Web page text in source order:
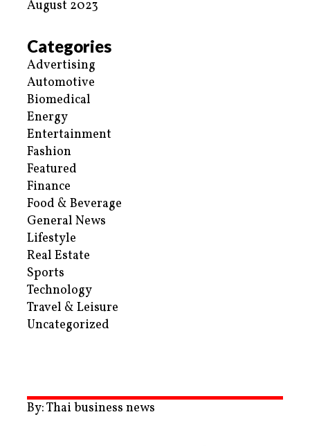
August 2023
Categories
Advertising
Automotive
Biomedical
Energy
Entertainment
Fashion
Featured
Finance
Food & Beverage
General News
Lifestyle
Real Estate
Sports
Technology
Travel & Leisure
Uncategorized
By: Thai business news